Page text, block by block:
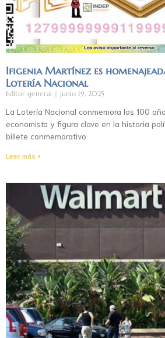
Ifigenia Martínez es
Lotería Nacional
Editor general junio 19, 2025
La Lotería Nacional conmemora los 100
economista y figura clave en la historia
billete conmemorativo.
Leer más »